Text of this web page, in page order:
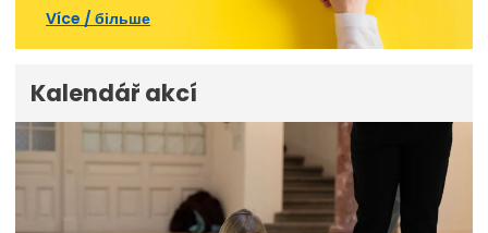
Více / більше
Kalendář akcí